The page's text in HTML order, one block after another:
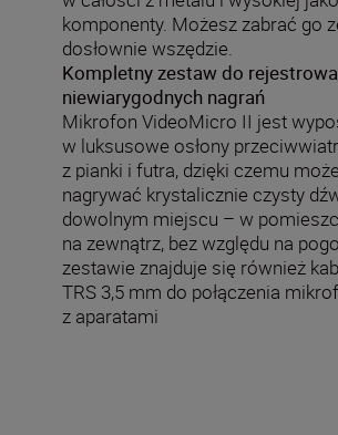
komponenty. Możesz zabrać go
dosłownie wszędzie.
Kompletny zestaw do
niewiarygodnych nagrań
Mikrofon VideoMicro II jest
w luksusowe osłony
z pianki i futra, dzięki czemu
nagrywać krystalicznie czysty
dowolnym miejscu – w
na zewnątrz, bez względu na
zestawie znajduje się również
TRS 3,5 mm do połączenia
z aparatami